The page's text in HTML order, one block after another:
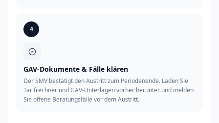
4
GAV-Dokumente & Fälle klären
Der SMV bestätigt den Austritt zum Periodenende. Laden Sie
Tarifrechner und GAV-Unterlagen vorher herunter und melden
Sie offene Beratungsfälle vor dem Austritt.